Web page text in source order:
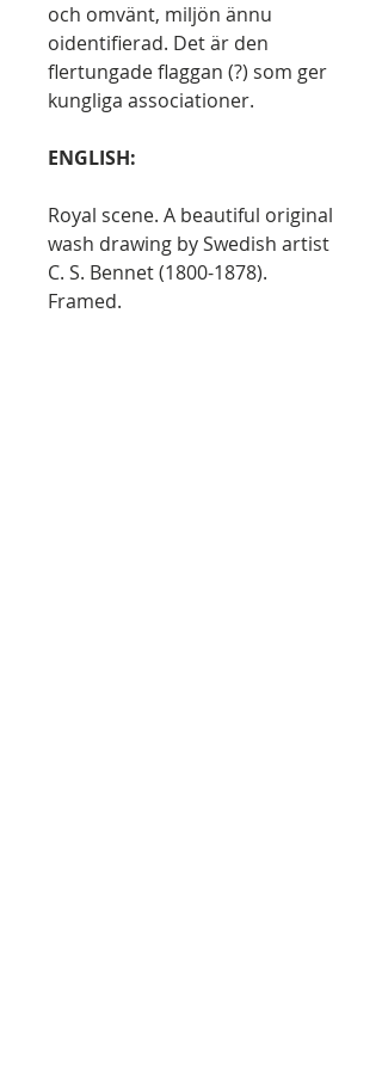
och omvänt, miljön ännu
oidentifierad. Det är den
flertungade flaggan (?) som ger
kungliga associationer.
ENGLISH:
Royal scene. A beautiful original
wash drawing by Swedish artist
C. S. Bennet (1800-1878).
Framed.